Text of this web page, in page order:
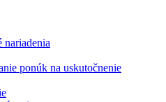
nariadenia
ponúk na uskutočnenie